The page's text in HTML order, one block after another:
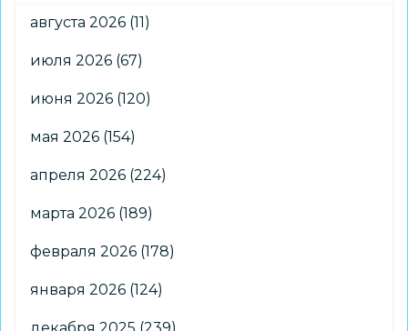
августа 2026 (11)
июля 2026 (67)
июня 2026 (120)
мая 2026 (154)
апреля 2026 (224)
марта 2026 (189)
февраля 2026 (178)
января 2026 (124)